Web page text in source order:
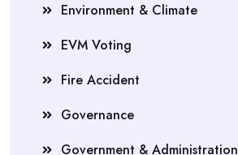
Environment & Climate
EVM Voting
Fire Accident
Governance
Government & Administration